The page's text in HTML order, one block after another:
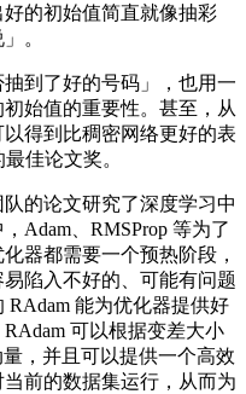
的初始值简直就像抽彩
。
到了好的号码」，也用一
始值的重要性。甚至，从
得到比稠密网络更好的表
佳论文奖。
的论文研究了深度学习中
Adam、RMSProp 等为了
器都需要一个预热阶段，
陷入不好的、可能有问题
能为优化器提供好
可以根据变差大小
，并且可以提供一个高效
前的数据集运行，从而为